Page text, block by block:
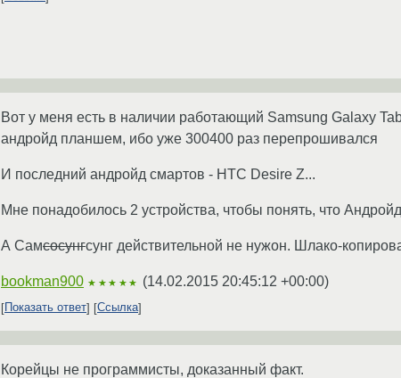
Вот у меня есть в наличии работающий Samsung Galaxy
андройд планшем, ибо уже 300400 раз перепрошивался
И последний андройд смартов - HTC Desire Z...
Мне понадобилось 2 устройства, чтобы понять, что
А Самсосунгсунг действительной не нужон. Шлако-
bookman900 ★★★★★ (14.02.2015 20:45:12 +00:00)
Показать ответ Ссылка
Корейцы не программисты, доказанный факт.